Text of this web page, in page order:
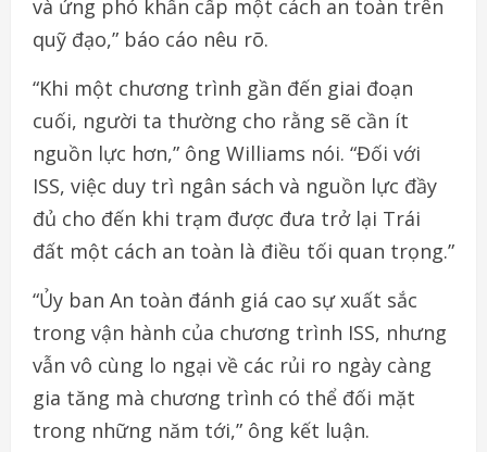
và ứng phó khẩn cấp một cách an toàn trên
quỹ đạo,” báo cáo nêu rõ.
“Khi một chương trình gần đến giai đoạn
cuối, người ta thường cho rằng sẽ cần ít
nguồn lực hơn,” ông Williams nói. “Đối với
ISS, việc duy trì ngân sách và nguồn lực đầy
đủ cho đến khi trạm được đưa trở lại Trái
đất một cách an toàn là điều tối quan trọng.”
“Ủy ban An toàn đánh giá cao sự xuất sắc
trong vận hành của chương trình ISS, nhưng
vẫn vô cùng lo ngại về các rủi ro ngày càng
gia tăng mà chương trình có thể đối mặt
trong những năm tới,” ông kết luận.